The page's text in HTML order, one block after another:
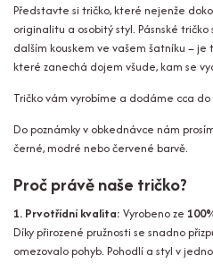
Představte si tričko, které nejenže
originalitu a osobitý styl. Pásnské tričko
dalším kouskem ve vašem šatníku –
které zanechá dojem všude, kam se
Tričko vám vyrobíme a dodáme cca
Do poznámky v obkednávce nám
černé, modré nebo červené barvě.
Proč právě naše tričko?
1. Prvotřídní kvalita: Vyrobeno ze
Díky přirozené pružnosti se snadno
omezovalo pohyb. Pohodlí a styl v